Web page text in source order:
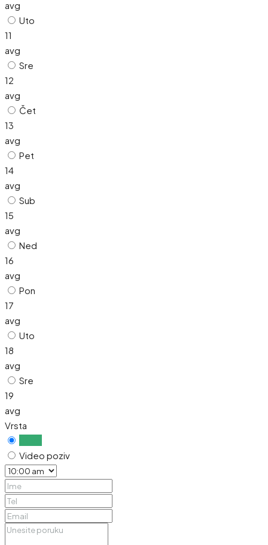
avg
Uto
11
avg
Sre
12
avg
Čet
13
avg
Pet
14
avg
Sub
15
avg
Ned
16
avg
Pon
17
avg
Uto
18
avg
Sre
19
avg
Vrsta
Video poziv